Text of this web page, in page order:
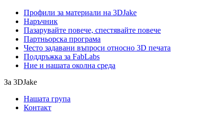
Профили за материали на 3DJake
Наръчник
Пазарувайте повече, спестявайте повече
Партньорска програма
Често задавани въпроси относно 3D печата
Поддръжка за FabLabs
Ние и нашата околна среда
За 3DJake
Нашата група
Контакт